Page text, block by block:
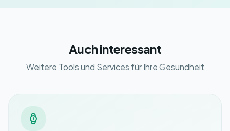
Auch interessant
Weitere Tools und Services für Ihre Gesundheit